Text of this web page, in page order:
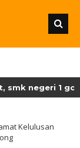
negeri 1
dengan
Kelulusan